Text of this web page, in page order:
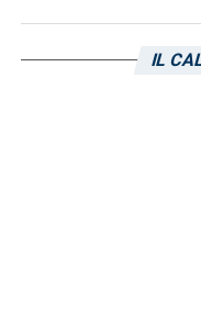
ha praticamente
IL